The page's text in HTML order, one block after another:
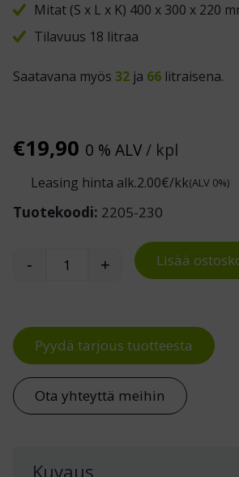
Mitat (S x L x K) 400 x 300 x 220
Tilavuus 18 litraa
Saatavana myös 32 ja 66 litraisena.
€19,90 0 % ALV/ kpl
Leasing hinta alk.2.00€/kk(ALV 0%)
Tuotekoodi: 2205-230
Muovilaatikko 18 L määrä
- + Lisää
Pyydä tarjous tuotteesta
Ota yhteyttä meihin
Kuvaus